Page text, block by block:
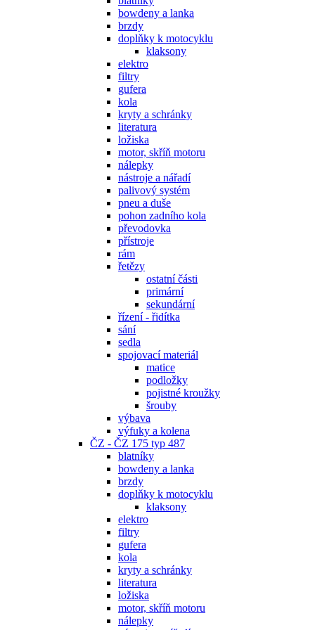
bowdeny a lanka
brzdy
doplňky k motocyklu
klaksony
elektro
filtry
gufera
kola
kryty a schránky
literatura
ložiska
motor, skříň motoru
nálepky
nástroje a nářadí
palivový systém
pneu a duše
pohon zadního kola
převodovka
přístroje
rám
řetězy
ostatní části
primární
sekundární
řízení - řidítka
sání
sedla
spojovací materiál
matice
podložky
pojistné kroužky
šrouby
výbava
výfuky a kolena
ČZ - ČZ 175 typ 487
blatníky
bowdeny a lanka
brzdy
doplňky k motocyklu
klaksony
elektro
filtry
gufera
kola
kryty a schránky
literatura
ložiska
motor, skříň motoru
nálepky